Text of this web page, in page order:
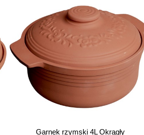
Garnek rzymski 4L Okrągły